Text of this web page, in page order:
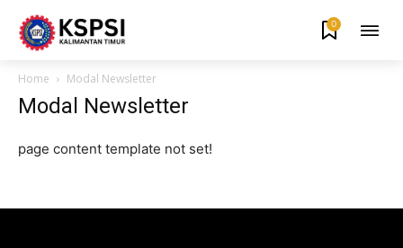
0
Home Modal Newsletter
Modal Newsletter
page content template not set!